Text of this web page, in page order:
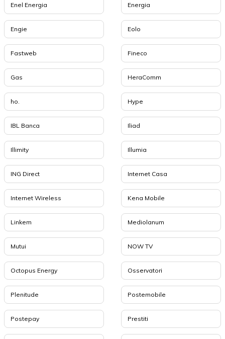
Enel Energia Energia
Engie Eolo
Fastweb Fineco
Gas HeraComm
ho. Hype
IBL Banca Iliad
Illimity Illumia
ING Direct Internet Casa
Internet Wireless Kena Mobile
Linkem Mediolanum
Mutui NOW TV
Octopus Energy Osservatori
Plenitude Postemobile
Postepay Prestiti